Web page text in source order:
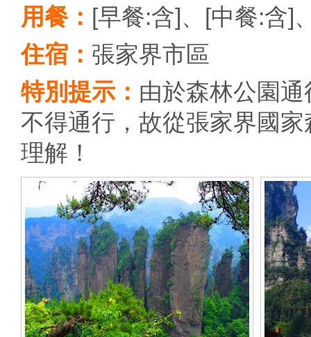
用餐： [早餐:含]、[中餐:含]
住宿： 張家界市區
特別提示： 由於森林公園
不得通行，故從張家界國
理解！